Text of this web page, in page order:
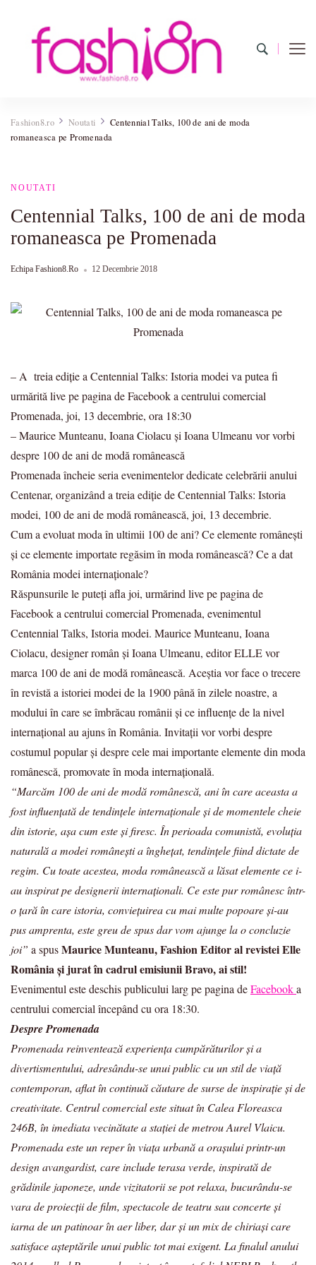
poze cu modele de manichiuri!
Fashion8.ro Noutati
Centennial Talks, 100 de ani de moda
romaneasca pe Promenada
NOUTATI
Centennial Talks, 100 de ani de moda
romaneasca pe Promenada
Echipa Fashion8.ro 12 Decembrie 2018
– A treia ediție a Centennial Talks: Istoria modei va putea fi
urmărită live pe pagina de Facebook a centrului comercial
Promenada, joi, 13 decembrie, ora 18:30
– Maurice Munteanu, Ioana Ciolacu și Ioana Ulmeanu vor vorbi
despre 100 de ani de modă românească
Promenada încheie seria evenimentelor dedicate celebrării anului
Centenar, organizând a treia ediție de Centennial Talks: Istoria
modei, 100 de ani de modă românească, joi, 13 decembrie.
Cum a evoluat moda în ultimii 100 de ani? Ce elemente românești
și ce elemente importate regăsim în moda românească? Ce a dat
România modei internaționale?
Răspunsurile le puteți afla joi, urmărind live pe pagina de
Facebook a centrului comercial Promenada, evenimentul
Centennial Talks, Istoria modei. Maurice Munteanu, Ioana
Ciolacu, designer român și Ioana Ulmeanu, editor ELLE vor
marca 100 de ani de modă românească. Aceștia vor face o trecere
în revistă a istoriei modei de la 1900 până în zilele noastre, a
modului în care se îmbrăcau românii și ce influențe de la nivel
internațional au ajuns în România. Invitații vor vorbi despre
costumul popular și despre cele mai importante elemente din moda
românescă, promovate în moda internațională.
“Marcăm 100 de ani de modă românescă, ani în care aceasta a
fost influențată de tendințele internaționale și de momentele cheie
din istorie, așa cum este și firesc. În perioada comunistă, evoluția
naturală a modei românești a înghețat, tendințele fiind dictate de
regim. Cu toate acestea, moda românească a lăsat elemente ce i-
au inspirat pe designerii internaționali. Ce este pur românesc într-
o țară în care istoria, conviețuirea cu mai multe popoare și-au
pus amprenta, este greu de spus dar vom ajunge la o concluzie
joi” a spusMaurice Munteanu, Fashion Editor al revistei Elle
România și jurat în cadrul emisiunii Bravo, ai stil!
Evenimentul este deschis publicului larg pe pagina deFacebooka
centrului comercial începând cu ora 18:30.
Despre Promenada
Promenada reinventează experienţa cumpărăturilor şi a
divertismentului, adresându-se unui public cu un stil de viaţă
contemporan, aflat în continuă căutare de surse de inspiraţie şi de
creativitate. Centrul comercial este situat în Calea Floreasca
246B, în imediata vecinătate a stației de metrou Aurel Vlaicu.
Promenada este un reper în viața urbană a orașului printr-un
design avangardist, care include terasa verde, inspirată de
grădinile japoneze, unde vizitatorii se pot relaxa, bucurându-se
vara de proiecţii de film, spectacole de teatru sau concerte și
iarna de un patinoar în aer liber, dar și un mix de chiriaşi care
satisface aşteptările unui public tot mai exigent. La finalul anului